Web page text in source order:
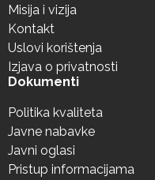
Misija i vizija
Kontakt
Uslovi korištenja
Izjava o privatnosti
Dokumenti
Politika kvaliteta
Javne nabavke
Javni oglasi
Pristup informacijama